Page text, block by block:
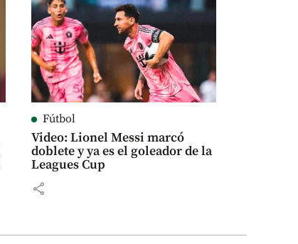
Fútbol
Video: Lionel Messi marcó
doblete y ya es el goleador de la
Leagues Cup
share